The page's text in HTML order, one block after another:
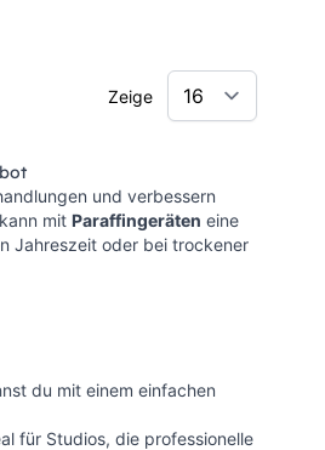
Zeige
und verbessern
mit Paraffingeräten eine
Jahreszeit oder bei trockener
du mit einem einfachen
für Studios, die professionelle